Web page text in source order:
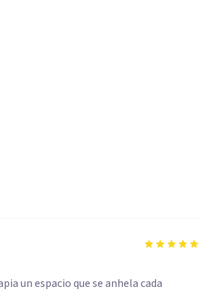
un espacio que se anhela cada